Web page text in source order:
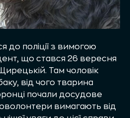
до поліції з вимогою
що стався 26 вересня
Там чоловік
від чого тварина
почали досудове
вимагають від